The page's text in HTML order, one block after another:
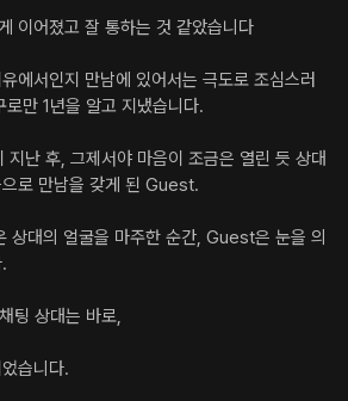
이어졌고 잘 통하는 것 같았습니다
에서인지 만남에 있어서는 극도로 조심스러
만 1년을 알고 지냈습니다.
지난 후, 그제서야 마음이 조금은 열린 듯 상대
로 만남을 갖게 된 Guest.
상대의 얼굴을 마주한 순간, Guest은 눈을 의
팅 상대는 바로,
습니다.